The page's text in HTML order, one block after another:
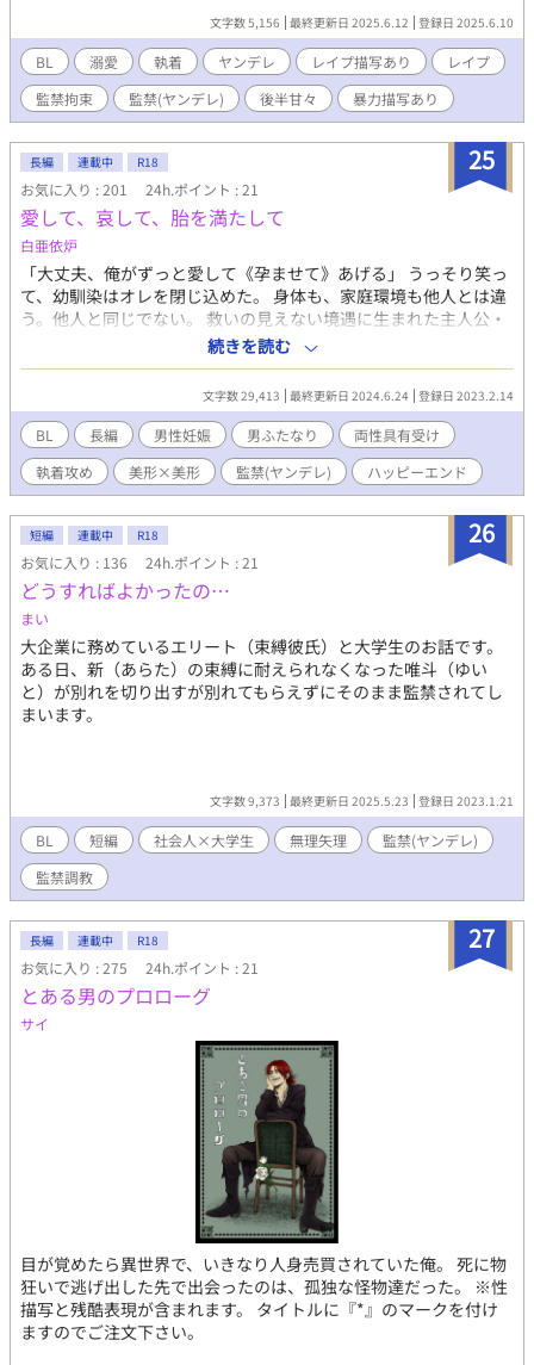
文字数 5,156 最終更新日 2025.6.12 登録日 2025.6.10
BL 溺愛 執着 ヤンデレ レイプ描写あり
レイプ
監禁拘束
監禁(ヤンデレ) 後半甘々 暴力描写あり
25
長編 連載中 R18
お気に入り : 201 24h.ポイント : 21
愛して、哀して、胎を満たして
白亜依炉
「大丈夫、俺がずっと愛して《孕ませて》あげる」 うっそり笑っ
て、幼馴染はオレを閉じ込めた。 身体も、家庭環境も他人とは違
う。他人と同じでない。 救いの見えない境遇に生まれた主人公・
相馬逢音（そうま あいね）は 自分と他者との違いに幼少の頃から
苦しめられ、 周りに対して「心を開きたい」という思いと「信頼
できない」という疑念に苛まれながら大人になった。 大学生にな
った今もその思いは昇華出来ず、孤独や焦燥を体を売ることで満
たしていた。 そんなある日の午後、アイネは幼馴染の芽木藍那
（めぎ あいな）と再会し……―― 監禁ヤンデレ（疑惑）幼馴染×
ふたなり荒み大学生 のちぐはぐ監禁生活。 えっちな監禁話が書き
たかったので。気が向いたら長編連載になります。
（2023/03/01 追記：長編に設定し直しました！） どのくらい掘
り下げて書くかは未定ですが最終的にはハッピーエンドです。 単
話の詰め合わせにしようか普通に続き物にしようか悩み中…。
pixiv・アルファポリスで活動しています。 双方とも随時更新・投
稿予定。 ――【注意書き】―― ※この作品は以下の要素が含まれ
ます※ 〇全体を通して〇 売春・男性妊娠・ネグレクト・監禁・拘
束・強姦あるいはそれに近い無理やりな性行為 〇話によっては〇
自慰表現、攻め以外との性行為、中出し ※この作品は現実での非
人道的行為を容認するものではありません。
続きを読む
文字数 29,413 最終更新日 2024.6.24 登録日 2023.2.14
BL 長編 男性妊娠 男ふたなり
両性具有受け
執着攻め
美形×美形 監禁(ヤンデレ) ハッピーエンド
26
短編 連載中 R18
お気に入り : 136 24h.ポイント : 21
どうすればよかったの…
まい
大企業に務めているエリート（束縛彼氏）と大学生のお話です。
ある日、新（あらた）の束縛に耐えられなくなった唯斗（ゆい
と）が別れを切り出すが別れてもらえずにそのまま監禁されてし
まいます。
文字数 9,373 最終更新日 2025.5.23 登録日 2023.1.21
BL 短編 社会人×大学生 無理矢理
監禁(ヤンデレ)
監禁調教
27
長編 連載中 R18
お気に入り : 275 24h.ポイント : 21
とある男のプロローグ
サイ
目が覚めたら異世界で、いきなり人身売買されていた俺。 死に物
狂いで逃げ出した先で出会ったのは、孤独な怪物達だった。 ※性
描写と残酷表現が含まれます。 タイトルに『*』のマークを付け
ますのでご注文下さい。